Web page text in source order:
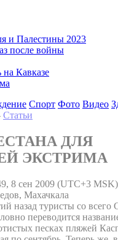
и Палестины 2023
после войны
на Кавказе
Спорт Фото Видео
Статьи
ДЛЯ
ЭКСТРИМА
8 сен 2009 (UTC+3 MSK)
Махачкала
назад туристы со всего
переводится
песках пляжей